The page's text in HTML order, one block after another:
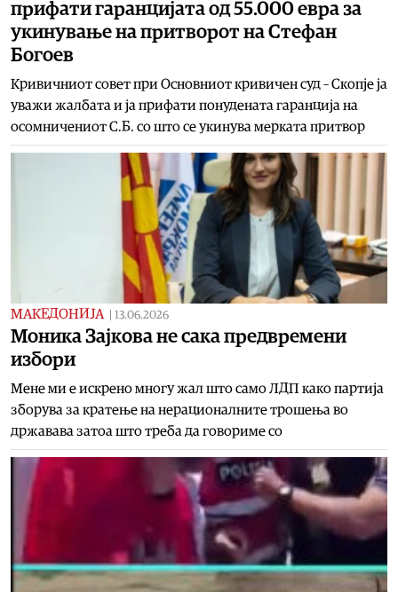
прифати гаранцијата од 55.000 евра за
укинување на притворот на Стефан
Богоев
Кривичниот совет при Основниот кривичен суд – Скопје ја
уважи жалбата и ја прифати понудената гаранција на
осомничениот С.Б. со што се укинува мерката притвор
МАКЕДОНИЈА 13.06.2026
Моника Зајкова не сака предвремени
избори
Мене ми е искрено многу жал што само ЛДП како партија
зборува за кратење на нерационалните трошења во
државава затоа што треба да говориме со